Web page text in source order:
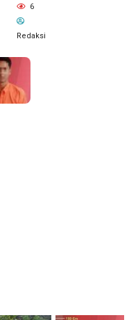
6
Redaksi